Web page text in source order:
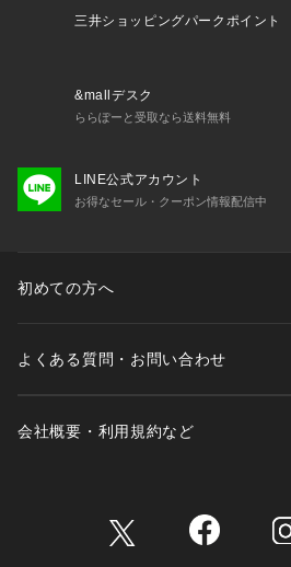
三井ショッピングパークポイント
&mallデスク
ららぽーと受取なら送料無料
LINE公式アカウント
お得なセール・クーポン情報配信中
初めての方へ
よくある質問・お問い合わせ
会社概要・利用規約など